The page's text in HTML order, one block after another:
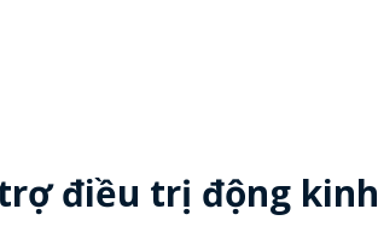
điều trị động kinh